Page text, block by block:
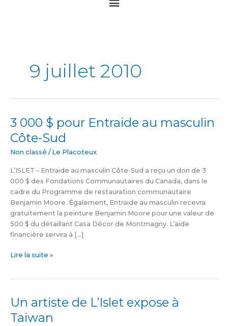
9 juillet 2010
3 000 $ pour Entraide au masculin
Côte-Sud
Non classé / Le Placoteux
L’ISLET – Entraide au masculin Côte-Sud a reçu un don de 3
000 $ des Fondations Communautaires du Canada, dans le
cadre du Programme de restauration communautaire
Benjamin Moore. Également, Entraide au masculin recevra
gratuitement la peinture Benjamin Moore pour une valeur de
500 $ du détaillant Casa Décor de Montmagny. L’aide
financière servira à […]
3
$
pour
au
masculin
Côte-
Sud
Lire la suite »
Un artiste de L’Islet expose à
Taiwan
Un
de